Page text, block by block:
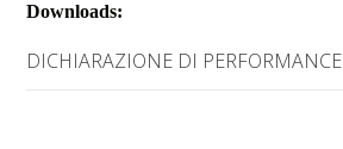
Downloads:
DICHIARAZIONE DI PERFORMANCE